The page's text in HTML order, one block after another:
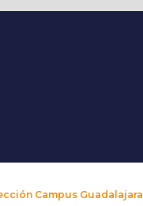
Campus Guadalajara